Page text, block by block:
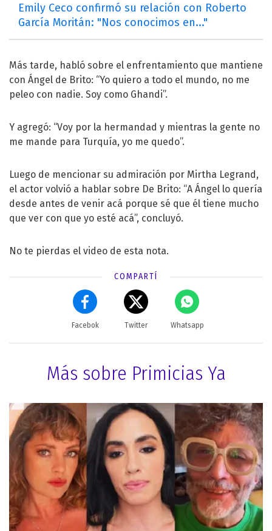
Emily Ceco confirmó su relación con Roberto
García Moritán: "Nos conocimos en..."
Más tarde, habló sobre el enfrentamiento que mantiene
con Ángel de Brito: “Yo quiero a todo el mundo, no me
peleo con nadie. Soy como Ghandi”.
Y agregó: “Voy por la hermandad y mientras la gente no
me mande para Turquía, yo me quedo”.
Luego de mencionar su admiración por Mirtha Legrand,
el actor volvió a hablar sobre De Brito: “A Ángel lo quería
desde antes de venir acá porque sé que él tiene mucho
que ver con que yo esté acá”, concluyó.
No te pierdas el video de esta nota.
COMPARTÍ
Facebok Twitter Whatsapp
Más sobre Primicias Ya